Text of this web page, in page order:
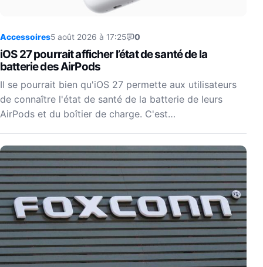
Accessoires5 août 2026 à 17:25 0
iOS 27 pourrait afficher l’état de santé de la
batterie des AirPods
Il se pourrait bien qu'iOS 27 permette aux utilisateurs
de connaître l'état de santé de la batterie de leurs
AirPods et du boîtier de charge. C'est…